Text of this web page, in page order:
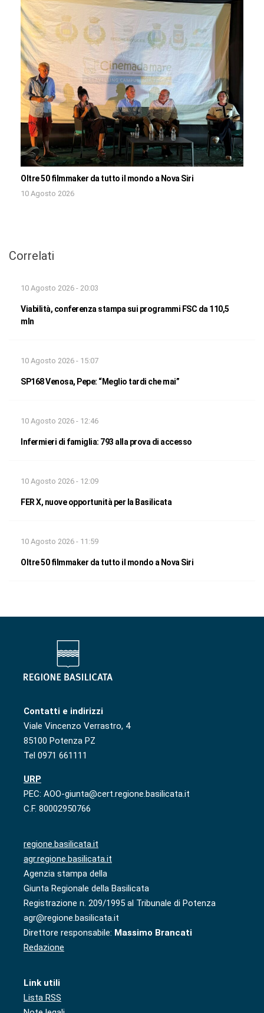
Oltre 50 filmmaker da tutto il mondo a Nova Siri
10 Agosto 2026
Correlati
10 Agosto 2026 - 20:03
Viabilità, conferenza stampa sui programmi FSC da 110,5
mln
10 Agosto 2026 - 15:07
SP168 Venosa, Pepe: “Meglio tardi che mai”
10 Agosto 2026 - 12:46
Infermieri di famiglia: 793 alla prova di accesso
10 Agosto 2026 - 12:09
FER X, nuove opportunità per la Basilicata
10 Agosto 2026 - 11:59
Oltre 50 filmmaker da tutto il mondo a Nova Siri
Contatti e indirizzi
Viale Vincenzo Verrastro, 4
85100 Potenza PZ
Tel 0971 661111
URP
PEC: AOO-giunta@cert.regione.basilicata.it
C.F. 80002950766
regione.basilicata.it
agr.regione.basilicata.it
Agenzia stampa della
Giunta Regionale della Basilicata
Registrazione n. 209/1995 al Tribunale di Potenza
agr@regione.basilicata.it
Direttore responsabile: Massimo Brancati
Redazione
Link utili
Lista RSS